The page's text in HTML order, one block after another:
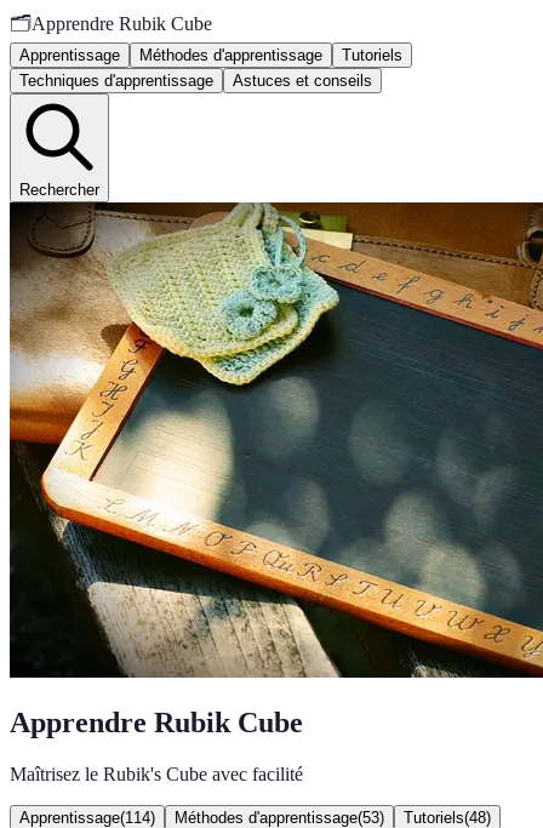
🗂️Apprendre Rubik Cube
Apprentissage Méthodes d'apprentissage
Tutoriels
Techniques d'apprentissage
Astuces et conseils
Rechercher
Apprendre Rubik Cube
Maîtrisez le Rubik's Cube avec facilité
Apprentissage(114) Méthodes d'apprentissage(53) Tutoriels(48)